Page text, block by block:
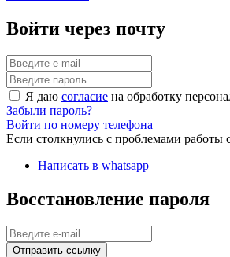
Войти через почту
Я даю согласие на обработку
Забыли пароль?
Войти по номеру телефона
Если столкнулись с проблемами работы
Написать в whatsapp
Восстановление пароля
Отправить ссылку